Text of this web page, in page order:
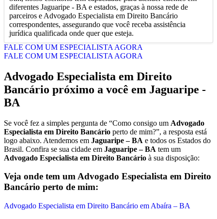
diferentes Jaguaripe - BA e estados, graças à nossa rede de
parceiros e Advogado Especialista em Direito Bancário
correspondentes, assegurando que você receba assistência
jurídica qualificada onde quer que esteja.
FALE COM UM ESPECIALISTA AGORA
FALE COM UM ESPECIALISTA AGORA
Advogado Especialista em Direito
Bancário próximo a você em Jaguaripe -
BA
Se você fez a simples pergunta de “Como consigo um Advogado
Especialista em Direito Bancário perto de mim?”, a resposta está
logo abaixo. Atendemos em Jaguaripe – BA e todos os Estados do
Brasil. Confira se sua cidade em Jaguaripe – BA tem um
Advogado Especialista em Direito Bancário à sua disposição:
Veja onde tem um Advogado Especialista em Direito
Bancário perto de mim:
Advogado Especialista em Direito Bancário em Abaíra – BA